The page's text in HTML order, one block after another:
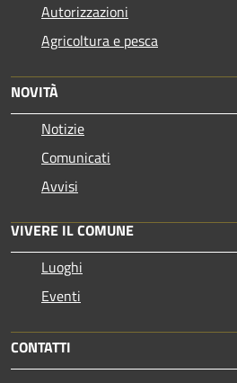
Autorizzazioni
Agricoltura e pesca
NOVITÀ
Notizie
Comunicati
Avvisi
VIVERE IL COMUNE
Luoghi
Eventi
CONTATTI